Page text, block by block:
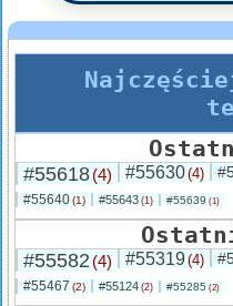
#55618(4) #55630(4)
#55640(1) #55643 (1) #55639 (1)
#55582 (4) #55319(4)
#55467 (2) #55124 (2) #55285 (2)